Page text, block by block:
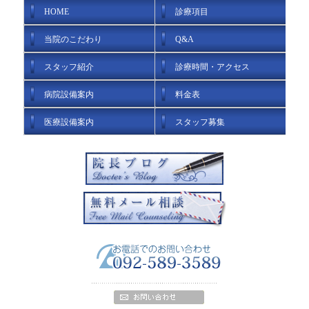
HOME
当院のこだわり
スタッフ紹介
病院設備案内
医療設備案内
診療項目
Q&A
診療時間・アクセス
料金表
スタッフ募集